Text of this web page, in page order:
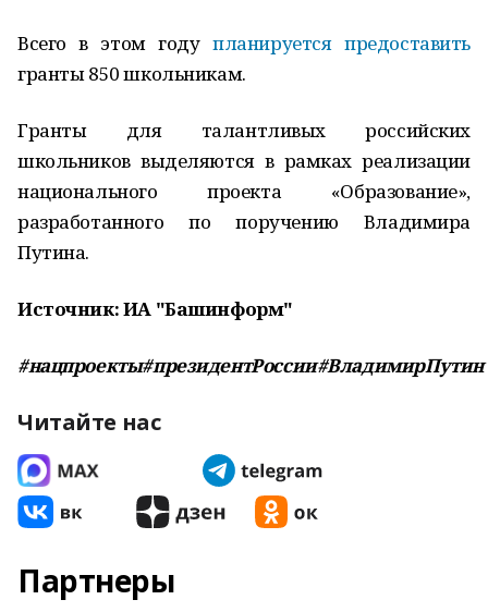
Всего в этом годупланируется предоставить
гранты 850 школьникам.
Гранты для талантливых российских
школьников выделяются в рамках реализации
национального проекта «Образование»,
разработанного по поручению Владимира
Путина.
Источник: ИА "Башинформ"
#нацпроекты#президентРоссии#ВладимирПутин
Читайте нас
Партнеры